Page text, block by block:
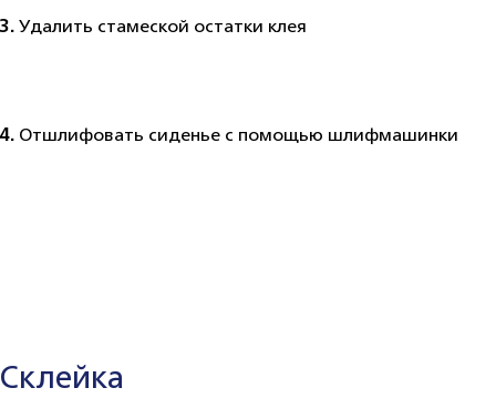
3.Удалить стамеской остатки клея
4.Отшлифовать сиденье с помощью шлифмашинки
Склейка